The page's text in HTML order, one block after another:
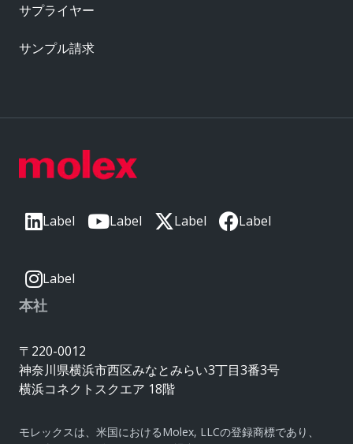
Label Label Label Label
Label
本社
〒220-0012
神奈川県横浜市西区みなとみらい3丁目3番3号
横浜コネクトスクエア 18階
モレックスは、米国におけるMolex, LLCの登録商標であり、
サプライヤー
サンプル請求